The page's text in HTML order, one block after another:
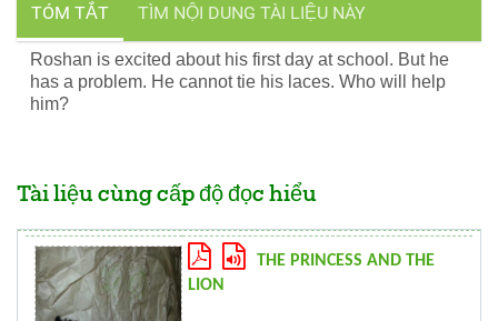
TÓM TẮT TÌM NỘI DUNG TÀI LIỆU NÀY
Roshan is excited about his first day at school. But he
has a problem. He cannot tie his laces. Who will help
him?
Tài liệu cùng cấp độ đọc hiểu
THE PRINCESS AND THE
LION